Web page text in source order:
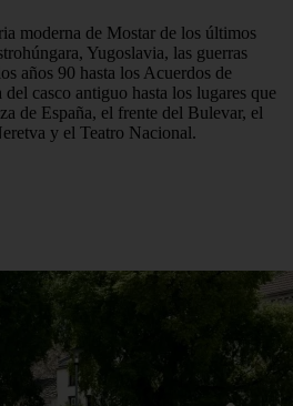
moderna de Mostar de los últimos
Yugoslavia, las guerras
años 90 hasta los Acuerdos de
casco antiguo hasta los lugares que
de España, el frente del Bulevar, el
y el Teatro Nacional.